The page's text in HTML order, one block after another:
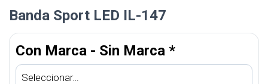
Banda Sport LED IL-147
Con Marca - Sin Marca *